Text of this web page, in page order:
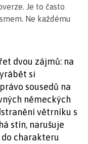
Je to často
Ne každému
dvou zájmů: na
si
sousedů na
německých
větrníku s
stín, narušuje
charakteru